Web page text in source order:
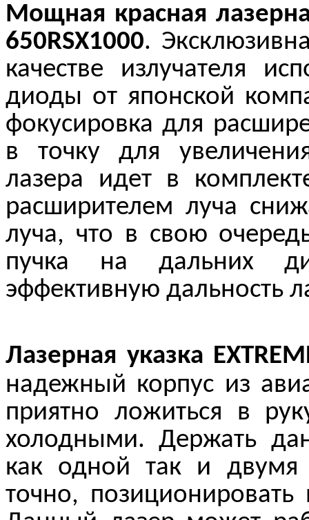
Мощная красная
650RSX1000.
качестве излучателя
диоды от японской
фокусировка для
в точку для
лазера идет в
расширителем луча
луча, что в свою
пучка на дальних
эффективную дальность
Лазерная указка
надежный корпус из
приятно ложиться в
холодными. Держать
как одной так и двумя
точно,